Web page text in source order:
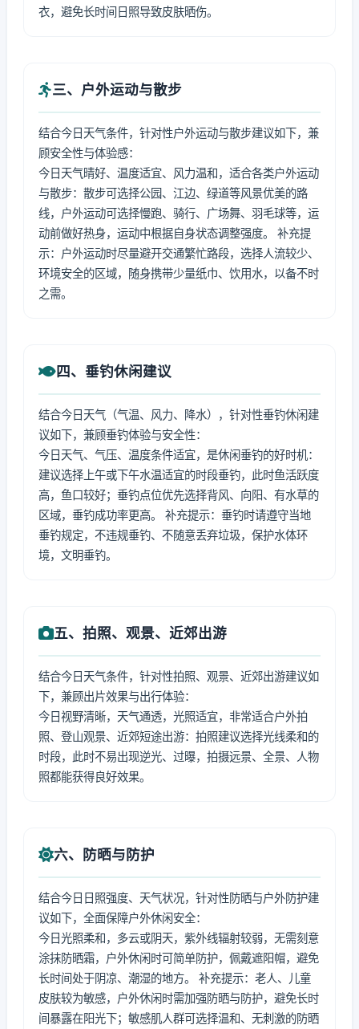
衣，避免长时间日照导致皮肤晒伤。
三、户外运动与散步
结合今日天气条件，针对性户外运动与散步建议如下，兼
顾安全性与体验感：
今日天气晴好、温度适宜、风力温和，适合各类户外运动
与散步：散步可选择公园、江边、绿道等风景优美的路
线，户外运动可选择慢跑、骑行、广场舞、羽毛球等，运
动前做好热身，运动中根据自身状态调整强度。 补充提
示：户外运动时尽量避开交通繁忙路段，选择人流较少、
环境安全的区域，随身携带少量纸巾、饮用水，以备不时
之需。
四、垂钓休闲建议
结合今日天气（气温、风力、降水），针对性垂钓休闲建
议如下，兼顾垂钓体验与安全性：
今日天气、气压、温度条件适宜，是休闲垂钓的好时机：
建议选择上午或下午水温适宜的时段垂钓，此时鱼活跃度
高，鱼口较好；垂钓点位优先选择背风、向阳、有水草的
区域，垂钓成功率更高。 补充提示：垂钓时请遵守当地
垂钓规定，不违规垂钓、不随意丢弃垃圾，保护水体环
境，文明垂钓。
五、拍照、观景、近郊出游
结合今日天气条件，针对性拍照、观景、近郊出游建议如
下，兼顾出片效果与出行体验：
今日视野清晰，天气通透，光照适宜，非常适合户外拍
照、登山观景、近郊短途出游：拍照建议选择光线柔和的
时段，此时不易出现逆光、过曝，拍摄远景、全景、人物
照都能获得良好效果。
六、防晒与防护
结合今日日照强度、天气状况，针对性防晒与户外防护建
议如下，全面保障户外休闲安全：
今日光照柔和，多云或阴天，紫外线辐射较弱，无需刻意
涂抹防晒霜，户外休闲时可简单防护，佩戴遮阳帽，避免
长时间处于阴凉、潮湿的地方。 补充提示：老人、儿童
皮肤较为敏感，户外休闲时需加强防晒与防护，避免长时
间暴露在阳光下；敏感肌人群可选择温和、无刺激的防晒